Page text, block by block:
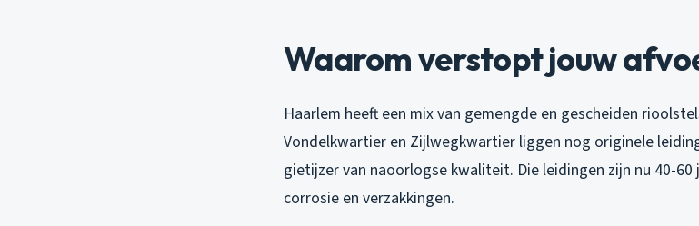
Waarom verstopt jouw
Haarlem heeft een mix van gemengde en gescheiden
Vondelkwartier en Zijlwegkwartier liggen nog originele
gietijzer van naoorlogse kwaliteit. Die leidingen zijn nu 40-
corrosie en verzakkingen.